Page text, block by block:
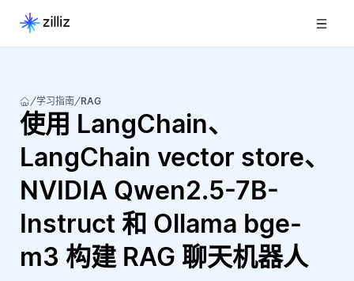
学习指南 RAG
使用 LangChain、
LangChain vector store、
NVIDIA Qwen2.5-7B-
Instruct 和 Ollama bge-
m3 构建 RAG 聊天机器人